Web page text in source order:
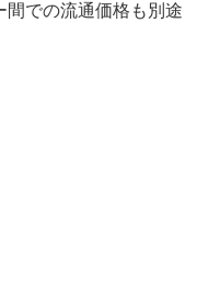
間での流通価格も別途